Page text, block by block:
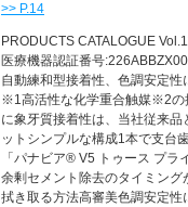
>> P.14
PRODUCTS CATALOGUE
医療機器認証番号
自動練和型接着性、色調安定
※1高活性な化学重合触媒※2の
に象牙質接着性は、当社従来
ットシンプルな構成1本で支台
「パナビア® V5 トゥース プ
余剰セメント除去のタイミン
拭き取る方法高審美色調安定性